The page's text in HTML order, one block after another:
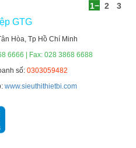
1 2 3
GTG
Hòa, Tp Hồ Chí Minh
6666 | Fax: 028 3868 6688
số:0303059482
www.sieuthithietbi.com